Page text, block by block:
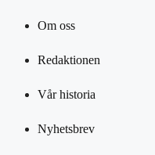
Om oss
Redaktionen
Vår historia
Nyhetsbrev